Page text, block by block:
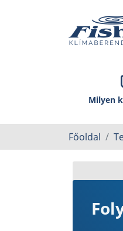
Milyen
Főoldal